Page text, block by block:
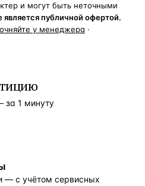
и могут быть неточными
является публичной офертой.
у менеджера ·
за 1 минуту
— с учётом сервисных